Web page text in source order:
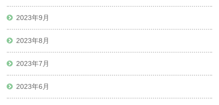
2023年9月
2023年8月
2023年7月
2023年6月